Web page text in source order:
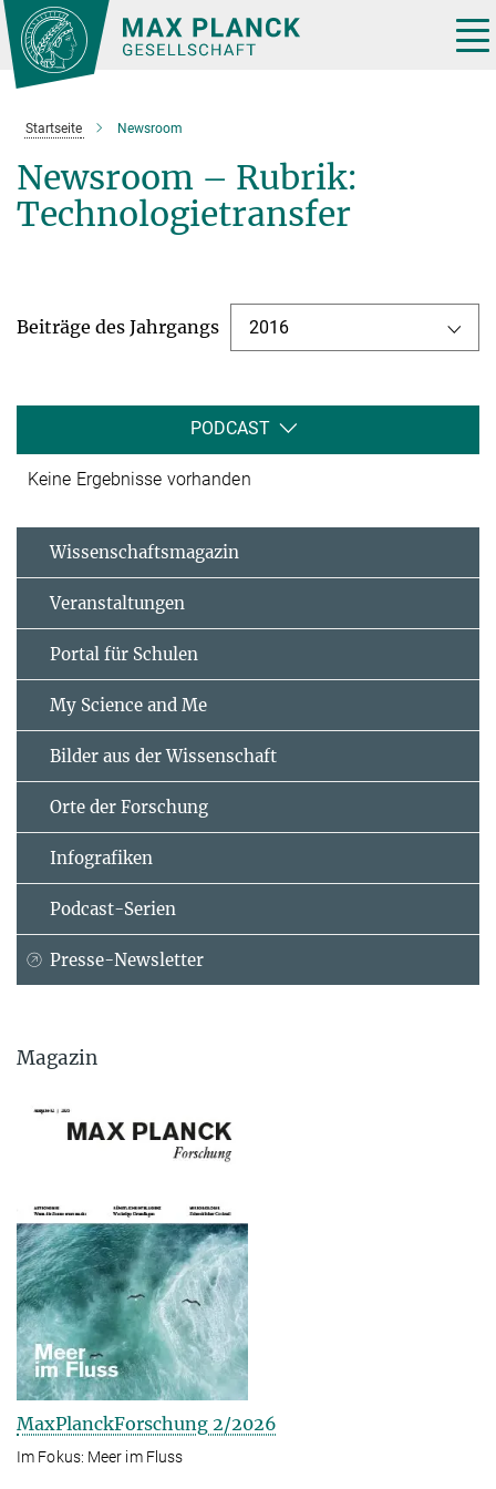
Hauptinhalt
Startseite Newsroom
Newsroom – Rubrik:
Technologietransfer
Beiträge des Jahrgangs 2016
PODCAST
Keine Ergebnisse vorhanden
Wissenschaftsmagazin
Veranstaltungen
Portal für Schulen
My Science and Me
Bilder aus der Wissenschaft
Orte der Forschung
Infografiken
Podcast-Serien
Presse-Newsletter
Magazin
MaxPlanckForschung 2/2026
Im Fokus: Meer im Fluss